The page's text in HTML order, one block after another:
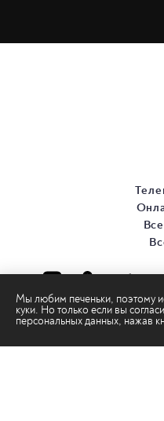
Мы любим печеньки, поэтому
куки. Но только если вы
персональных данных, нажав